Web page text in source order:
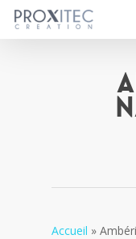
Skip
Accueil »